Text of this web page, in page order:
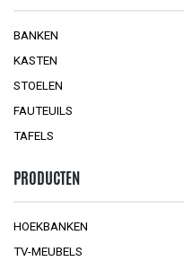
BANKEN
KASTEN
STOELEN
FAUTEUILS
TAFELS
PRODUCTEN
HOEKBANKEN
TV-MEUBELS